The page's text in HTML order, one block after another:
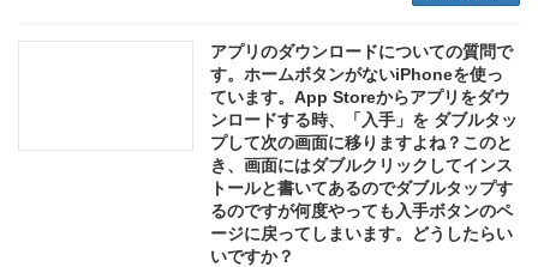
アプリのダウンロードについての質問で
す。ホームボタンがないiPhoneを使っ
ています。App Storeからアプリをダウ
ンロードする時、「入手」を ダブルタッ
プして次の画面に移りますよね？このと
き、画面にはダブルクリックしてインス
トールと書いてあるのでダブルタップす
るのですが何度やっても入手ボタンのペ
ージに戻ってしまいます。どうしたらい
いですか？